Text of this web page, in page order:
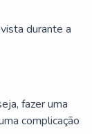
durante a
fazer uma
complicação